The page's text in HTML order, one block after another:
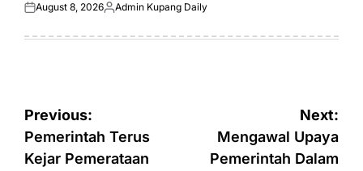
Posted
August 8, 2026Posted
Admin Kupang Daily
Post
navigation
Previous:
Pemerintah Terus
Kejar Pemerataan
Next:
Mengawal Upaya
Pemerintah Dalam